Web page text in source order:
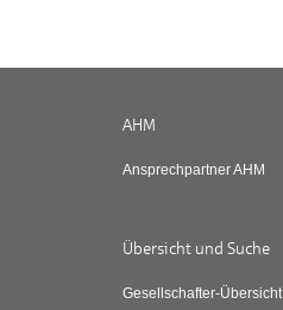
AHM
Ansprechpartner AHM
Übersicht und Suche
Gesellschafter-Übersicht